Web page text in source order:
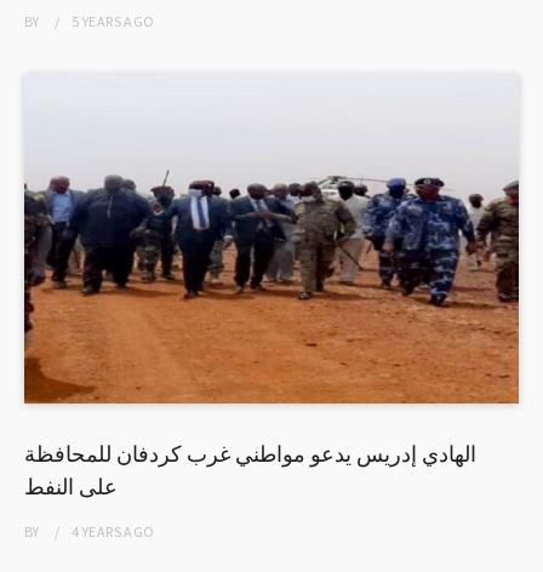
BY 5 YEARSAGO
الهادي إدريس يدعو مواطني غرب كردفان للمحافظة
على النفط
BY 4 YEARSAGO